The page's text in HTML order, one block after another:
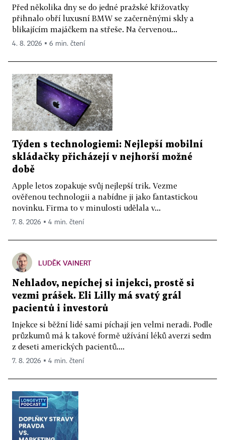
Před několika dny se do jedné pražské křižovatky
přihnalo obří luxusní BMW se začerněnými skly a
blikajícím majáčkem na střeše. Na červenou...
4. 8. 2026 ▪ 6 min. čtení
Týden s technologiemi: Nejlepší mobilní
skládačky přicházejí v nejhorší možné
době
Apple letos zopakuje svůj nejlepší trik. Vezme
ověřenou technologii a nabídne ji jako fantastickou
novinku. Firma to v minulosti udělala v...
7. 8. 2026 ▪ 4 min. čtení
LUDĚK VAINERT
Nehladov, nepíchej si injekci, prostě si
vezmi prášek. Eli Lilly má svatý grál
pacientů i investorů
Injekce si běžní lidé sami píchají jen velmi neradi. Podle
průzkumů má k takové formě užívání léků averzi sedm
z deseti amerických pacientů....
7. 8. 2026 ▪ 4 min. čtení